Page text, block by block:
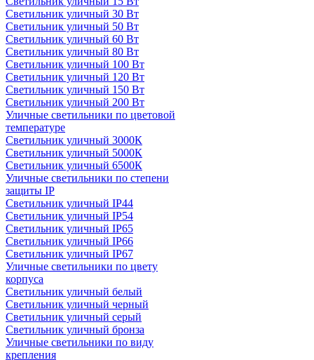
Светильник уличный 30 Вт
Светильник уличный 50 Вт
Светильник уличный 60 Вт
Светильник уличный 80 Вт
Светильник уличный 100 Вт
Светильник уличный 120 Вт
Светильник уличный 150 Вт
Светильник уличный 200 Вт
Уличные светильники по цветовой
температуре
Cветильник уличный 3000К
Cветильник уличный 5000К
Cветильник уличный 6500К
Уличные светильники по степени
защиты IP
Светильник уличный IP44
Светильник уличный IP54
Светильник уличный IP65
Светильник уличный IP66
Светильник уличный IP67
Уличные светильники по цвету
корпуса
Светильник уличный белый
Светильник уличный черный
Светильник уличный серый
Светильник уличный бронза
Уличные светильники по виду
крепления